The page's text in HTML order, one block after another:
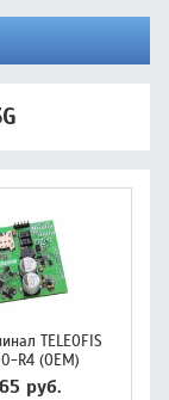
TELEOFIS
R4 (OEM)
руб.